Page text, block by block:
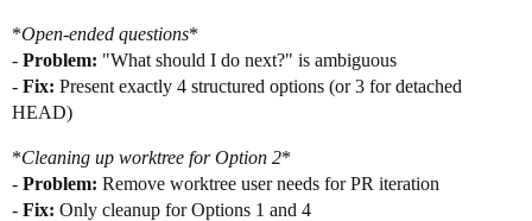
*Open-ended questions*
- Problem: "What should I do next?" is ambiguous
- Fix: Present exactly 4 structured options (or 3 for detached
HEAD)
*Cleaning up worktree for Option 2*
- Problem: Remove worktree user needs for PR iteration
- Fix: Only cleanup for Options 1 and 4